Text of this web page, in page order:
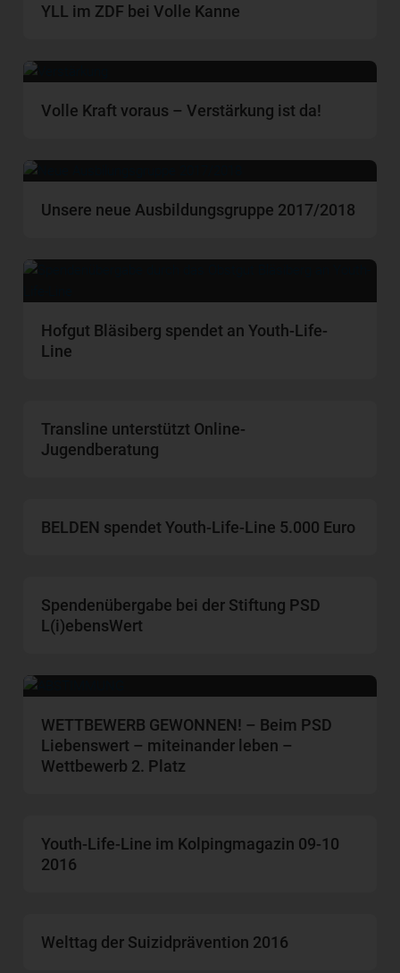
YLL im ZDF bei Volle Kanne
Volle Kraft voraus – Verstärkung ist da!
Unsere neue Ausbildungsgruppe 2017/2018
Hofgut Bläsiberg spendet an Youth-Life-
Line
Transline unterstützt Online-
Jugendberatung
BELDEN spendet Youth-Life-Line 5.000 Euro
Spendenübergabe bei der Stiftung PSD
L(i)ebensWert
WETTBEWERB GEWONNEN! – Beim PSD
Liebenswert – miteinander leben –
Wettbewerb 2. Platz
Youth-Life-Line im Kolpingmagazin 09-10
2016
Welttag der Suizidprävention 2016